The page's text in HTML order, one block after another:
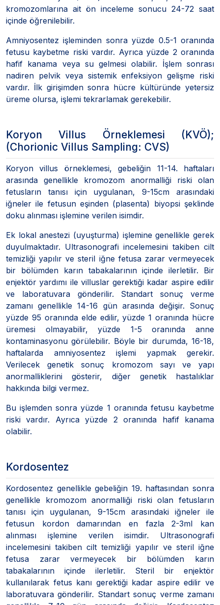
kromozomlarına ait ön inceleme sonucu 24-72 saat
içinde öğrenilebilir.
Amniyosentez işleminden sonra yüzde 0.5-1 oranında
fetusu kaybetme riski vardır. Ayrıca yüzde 2 oranında
hafif kanama veya su gelmesi olabilir. İşlem sonrası
nadiren pelvik veya sistemik enfeksiyon gelişme riski
vardır. İlk girişimden sonra hücre kültüründe yetersiz
üreme olursa, işlemi tekrarlamak gerekebilir.
Koryon Villus Örneklemesi (KVÖ);
(Chorionic Villus Sampling: CVS)
Koryon villus örneklemesi, gebeliğin 11-14. haftaları
arasında genellikle kromozom anormalliği riski olan
fetusların tanısı için uygulanan, 9-15cm arasındaki
iğneler ile fetusun eşinden (plasenta) biyopsi şeklinde
doku alınması işlemine verilen isimdir.
Ek lokal anestezi (uyuşturma) işlemine genellikle gerek
duyulmaktadır. Ultrasonografi incelemesini takiben cilt
temizliği yapılır ve steril iğne fetusa zarar vermeyecek
bir bölümden karın tabakalarının içinde ilerletilir. Bir
enjektör yardımı ile villuslar gerektiği kadar aspire edilir
ve laboratuvara gönderilir. Standart sonuç verme
zamanı genellikle 14-16 gün arasında değişir. Sonuç
yüzde 95 oranında elde edilir, yüzde 1 oranında hücre
üremesi olmayabilir, yüzde 1-5 oranında anne
kontaminasyonu görülebilir. Böyle bir durumda, 16-18,
haftalarda amniyosentez işlemi yapmak gerekir.
Verilecek genetik sonuç kromozom sayı ve yapı
anormalliklerini gösterir, diğer genetik hastalıklar
hakkında bilgi vermez.
Bu işlemden sonra yüzde 1 oranında fetusu kaybetme
riski vardır. Ayrıca yüzde 2 oranında hafif kanama
olabilir.
Kordosentez
Kordosentez genellikle gebeliğin 19. haftasından sonra
genellikle kromozom anormalliği riski olan fetusların
tanısı için uygulanan, 9-15cm arasındaki iğneler ile
fetusun kordon damarından en fazla 2-3ml kan
alınması işlemine verilen isimdir. Ultrasonografi
incelemesini takiben cilt temizliği yapılır ve steril iğne
fetusa zarar vermeyecek bir bölümden karın
tabakalarının içinde ilerletilir. Steril bir enjektör
kullanılarak fetus kanı gerektiği kadar aspire edilir ve
laboratuvara gönderilir. Standart sonuç verme zamanı